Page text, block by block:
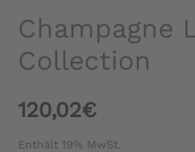
Champagne
Collection
120,02€
Enthält 19% MwSt.